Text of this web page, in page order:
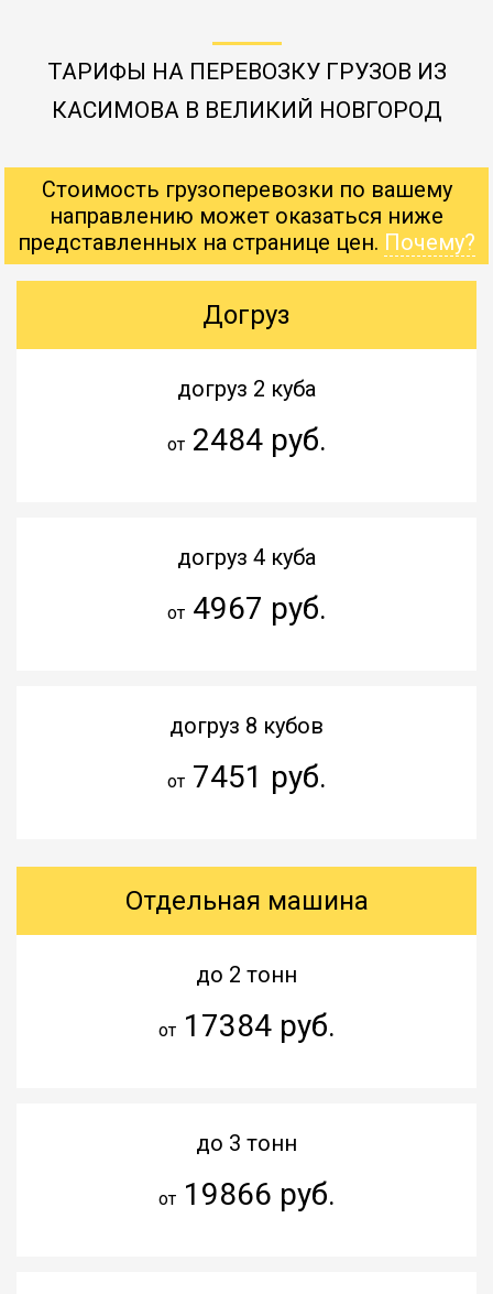
ТАРИФЫ НА ПЕРЕВОЗКУ ГРУЗОВ ИЗ
КАСИМОВА В ВЕЛИКИЙ НОВГОРОД
Стоимость грузоперевозки по вашему
направлению может оказаться ниже
представленных на странице цен. Почему?
Догруз
догруз 2 куба
от2484 руб.
догруз 4 куба
от4967 руб.
догруз 8 кубов
от7451 руб.
Отдельная машина
до 2 тонн
от17384 руб.
до 3 тонн
от19866 руб.